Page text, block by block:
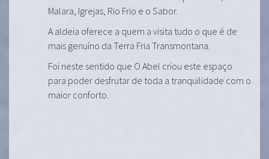
Malara, Igrejas, Rio Frio e o Sabor.
A aldeia oferece a quem a visita tudo o que é de
mais genuíno da Terra Fria Transmontana.
Foi neste sentido que O Abel criou este espaço
para poder desfrutar de toda a tranquilidade com o
maior conforto.